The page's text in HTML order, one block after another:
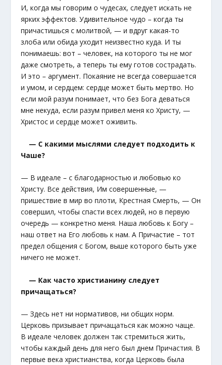
И, когда мы говорим о чудесах, следует искать не
ярких эффектов. Удивительное чудо – когда ты
причастишься с молитвой, — и вдруг какая-то
злоба или обида уходит неизвестно куда. И ты
понимаешь: вот – человек, на которого ты не мог
даже смотреть, а теперь ты ему готов сострадать.
И это – аргумент. Покаяние не всегда совершается
и умом, и сердцем: сердце может быть мертво. Но
если мой разум понимает, что без Бога деваться
мне некуда, если разум привел меня ко Христу, —
Христос и сердце может оживить.
— С какими мыслями следует подходить к
Чаше?
— В идеале – с благодарностью и любовью ко
Христу. Все действия, Им совершенные, —
пришествие в мир во плоти, Крестная Смерть, — Он
совершил, чтобы спасти всех людей, но в первую
очередь — конкретно меня. Наша любовь к Богу –
наш ответ на Его любовь к нам. А Причастие – тот
предел общения с Богом, выше которого быть уже
ничего не может.
— Как часто христианину следует
причащаться?
— Здесь нет ни нормативов, ни общих норм.
Церковь призывает причащаться как можно чаще.
В идеале человек должен так стремиться жить,
чтобы каждый день для него был днем Причастия. В
первые века христианства, когда Церковь была